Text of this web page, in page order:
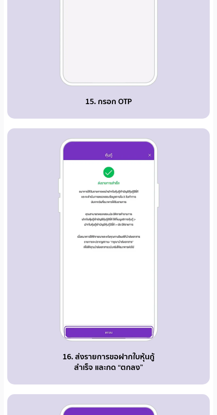
15. กรอก OTP
16. ส่งรายการขอฝากใบหุ้นกู้
สำเร็จ และกด “ตกลง”